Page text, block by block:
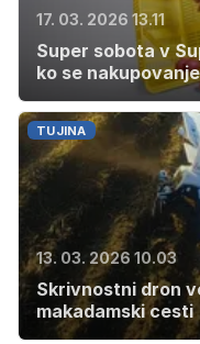
17. 03. 2026 13.11
Super sobota v
ko se
TUJINA
13. 03. 2026 10.03
Skrivnostni dron
makadamski cesti